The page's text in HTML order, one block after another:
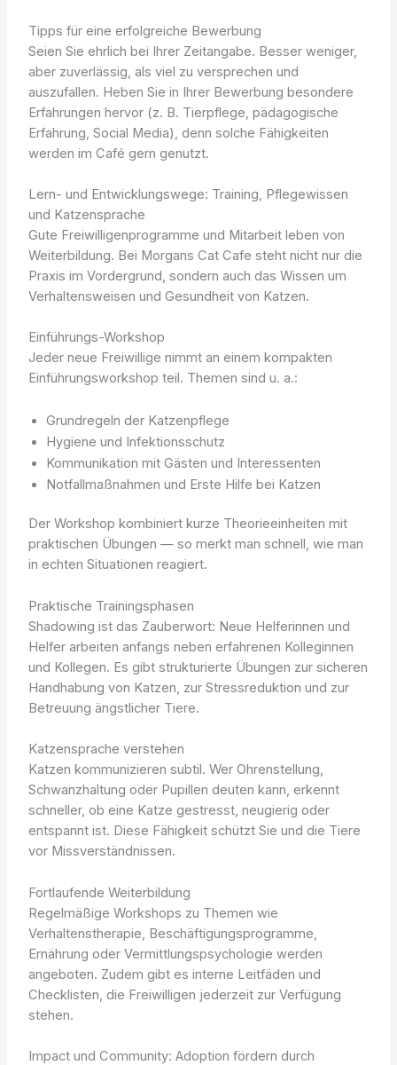
Tipps für eine erfolgreiche Bewerbung
Seien Sie ehrlich bei Ihrer Zeitangabe. Besser weniger,
aber zuverlässig, als viel zu versprechen und
auszufallen. Heben Sie in Ihrer Bewerbung besondere
Erfahrungen hervor (z. B. Tierpflege, pädagogische
Erfahrung, Social Media), denn solche Fähigkeiten
werden im Café gern genutzt.
Lern- und Entwicklungswege: Training, Pflegewissen
und Katzensprache
Gute Freiwilligenprogramme und Mitarbeit leben von
Weiterbildung. Bei Morgans Cat Cafe steht nicht nur die
Praxis im Vordergrund, sondern auch das Wissen um
Verhaltensweisen und Gesundheit von Katzen.
Einführungs-Workshop
Jeder neue Freiwillige nimmt an einem kompakten
Einführungsworkshop teil. Themen sind u. a.:
Grundregeln der Katzenpflege
Hygiene und Infektionsschutz
Kommunikation mit Gästen und Interessenten
Notfallmaßnahmen und Erste Hilfe bei Katzen
Der Workshop kombiniert kurze Theorieeinheiten mit
praktischen Übungen — so merkt man schnell, wie man
in echten Situationen reagiert.
Praktische Trainingsphasen
Shadowing ist das Zauberwort: Neue Helferinnen und
Helfer arbeiten anfangs neben erfahrenen Kolleginnen
und Kollegen. Es gibt strukturierte Übungen zur sicheren
Handhabung von Katzen, zur Stressreduktion und zur
Betreuung ängstlicher Tiere.
Katzensprache verstehen
Katzen kommunizieren subtil. Wer Ohrenstellung,
Schwanzhaltung oder Pupillen deuten kann, erkennt
schneller, ob eine Katze gestresst, neugierig oder
entspannt ist. Diese Fähigkeit schützt Sie und die Tiere
vor Missverständnissen.
Fortlaufende Weiterbildung
Regelmäßige Workshops zu Themen wie
Verhaltenstherapie, Beschäftigungsprogramme,
Ernährung oder Vermittlungspsychologie werden
angeboten. Zudem gibt es interne Leitfäden und
Checklisten, die Freiwilligen jederzeit zur Verfügung
stehen.
Impact und Community: Adoption fördern durch